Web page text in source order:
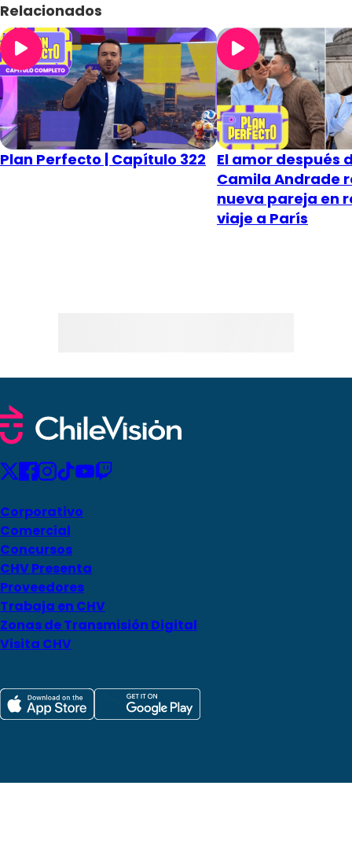
Relacionados
Plan Perfecto | Capítulo 322
El amor después
Camila Andrade
nueva pareja en
viaje a París
Corporativo
Comercial
Concursos
CHV Presenta
Proveedores
Trabaja en CHV
Zonas de Transmisión Digital
Visita CHV